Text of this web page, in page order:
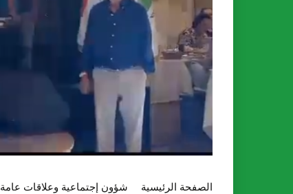
الصفحة الرئيسية شؤون إجتماعية وعلاقات عامة